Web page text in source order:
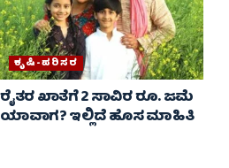
ಕೃಷಿ-ಪರಿಸರ
ರೈತರ ಖಾತೆಗೆ 2 ಸಾವಿರ ರೂ. ಜಮೆ
ಯಾವಾಗ? ಇಲ್ಲಿದೆ ಹೊಸ ಮಾಹಿತಿ